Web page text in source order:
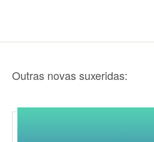
Outras novas suxeridas: